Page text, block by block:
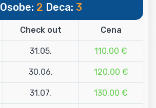
Osobe: 2 Deca: 3
Check out Cena
31.05. 110.00 €
30.06. 120.00 €
31.07. 130.00 €